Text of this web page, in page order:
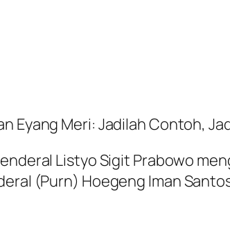
Eyang Meri: Jadilah Contoh,
Listyo Sigit Prabowo
(Purn) Hoegeng Iman